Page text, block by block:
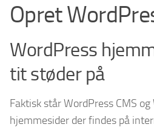
Opret
WordPress
tit støder på
Faktisk står WordPress CMS
hjemmesider der findes på